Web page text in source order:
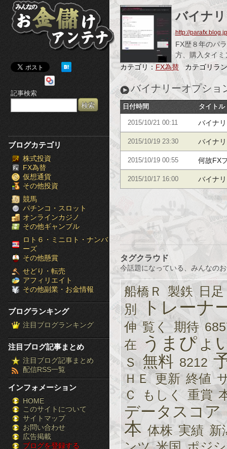
み
ん
な
の
お
金
儲
け
ア
ン
ナ
［ブ
ロ
グ
ラ
ン
キ
ン
グ］-
株
FX
競
記事検索
ブログカテゴリ
株式投資
FX為替
仮想通貨
その他投資
競馬
パチンコ・スロット
オンラインカジノ
その他ギャンブル
ロト６・ミニロト・ナンバ
ーズ
その他懸賞
せどり・転売
アフィリエイト
その他副業・お金情報
ブログランキング
注目ブログランキング
注目ブログ記事まとめ
注目ブログ記事まとめ
配信RSS一覧
インフォメーション
HOME
このサイトについて
サイトマップ
お問い合わせ
広告掲載
ブログを登録する
バイナ
http://
FX歴８年のパ
方、購入タイ
カテゴリ： FX為替 カテゴリラ
バイナリーオプショ
日付時間 タイトル
2015/10/21 00:11 バイナ
2015/10/19 23:30 バイナ
2015/10/19 00:55 何故FX
2015/10/17 16:00 バイナ
タグクラウド
今話題になっている、みんなの
船橋Ｒ 製鉄 日足
別 トレーナ
伸 覧く 期待
在
うまぴょ
Ｓ 無料 8212
ＨＥ 更新 終値
Ｃ
もしく 重賞
データスコア
本 体株 実績 新